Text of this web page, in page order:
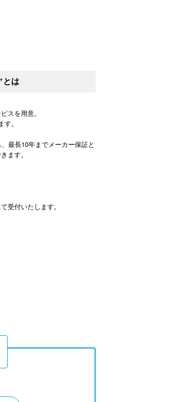
とは
スを用意。
。
最長10年までメーカー保証と
ます。
受付いたします。